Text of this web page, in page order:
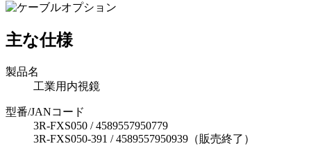
主な仕様
製品名
工業用内視鏡
型番/JANコード
3R-FXS050 / 4589557950779
3R-FXS050-391 / 4589557950939（販売終了）